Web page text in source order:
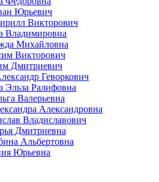
Юрьевич
Викторович
Владимировна
Михайловна
Викторович
Дмитриевич
Геворкович
Эльза Ралифовна
Валерьевна
Александровна
Владиславович
Дмитриевна
Альбертовна
Юрьевна